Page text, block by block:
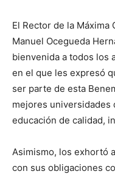
El Rector de la Máxima
Manuel Ocegueda
bienvenida a todos los
en el que les expresó
ser parte de esta
mejores universidades
educación de calidad,
Asimismo, los exhortó
con sus obligaciones